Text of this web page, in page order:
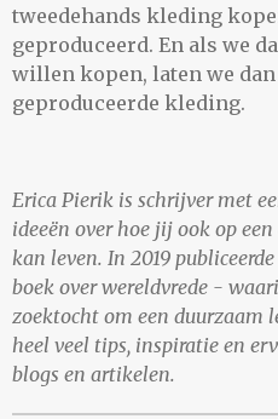
tweedehands kleding
geproduceerd. En als we
willen kopen, laten we
geproduceerde kleding.
Erica Pierik is schrijver met
ideeën over hoe jij ook op
kan leven. In 2019
boek over wereldvrede -
zoektocht om een duurzaam
heel veel tips, inspiratie en
blogs en artikelen.